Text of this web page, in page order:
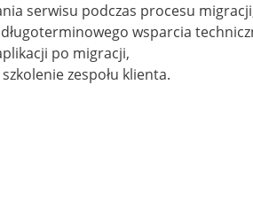
serwisu podczas procesu
wsparcia
po migracji,
zespołu klienta.